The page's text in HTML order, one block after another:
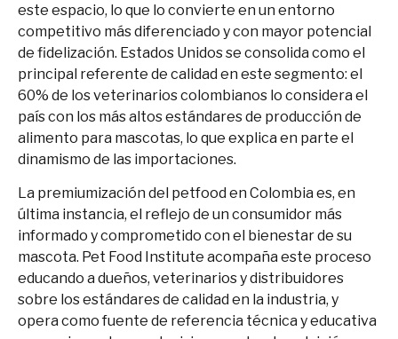
este espacio, lo que lo convierte en un entorno
competitivo más diferenciado y con mayor potencial
de fidelización. Estados Unidos se consolida como el
principal referente de calidad en este segmento: el
60% de los veterinarios colombianos lo considera el
país con los más altos estándares de producción de
alimento para mascotas, lo que explica en parte el
dinamismo de las importaciones.
La premiumización del petfood en Colombia es, en
última instancia, el reflejo de un consumidor más
informado y comprometido con el bienestar de su
mascota. Pet Food Institute acompaña este proceso
educando a dueños, veterinarios y distribuidores
sobre los estándares de calidad en la industria, y
opera como fuente de referencia técnica y educativa